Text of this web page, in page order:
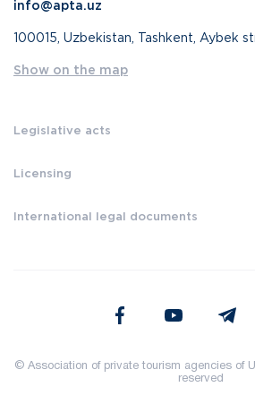
info@apta.uz
100015, Uzbekistan, Tashkent, Aybek
Show on the map
Legislative acts
Licensing
International legal documents
© Association of private tourism agencies of
reserved